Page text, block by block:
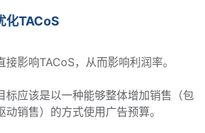
化TACoS
影响TACoS，从而影响利润率。
标应该是以一种能够整体增加销售（包
销售）的方式使用广告预算。